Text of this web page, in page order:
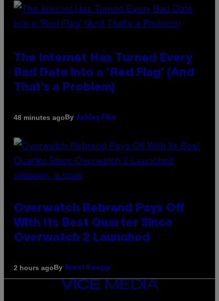
The Internet Has Turned Every
Bad Date into a ‘Red Flag’ (And
That’s a Problem)
48 minutes agoBy Ashley Fike
SCREENSHOT: BLIZZARD
Overwatch Rebrand Pays Off
With Its Best Quarter Since
Overwatch 2 Launched
2 hours agoBy Brent Koepp
VICE
MEDIA